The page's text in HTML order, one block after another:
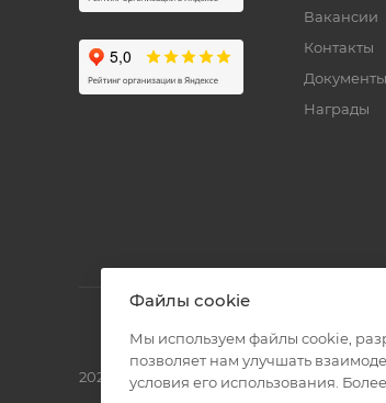
Вакансии
Контакты
Документы
Награды
2026 © Полиграф кит - интернет-магазин
Файлы cookie
Мы используем файлы cookie,
позволяет нам улучшать
условия его использования.